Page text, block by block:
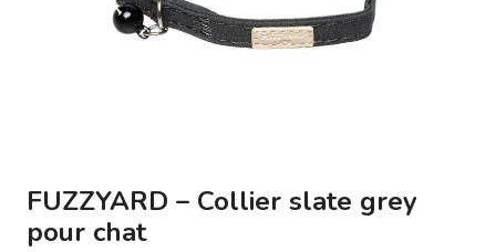
FUZZYARD – Collier slate grey
pour chat